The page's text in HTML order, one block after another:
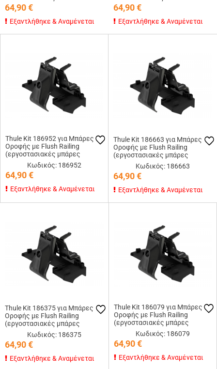
64,90€
Εξαντλήθηκε & Αναμένεται
64,90€
Εξαντλήθηκε & Αναμένεται
Thule Kit 186952 για Μπάρες
Οροφής με Flush Railing
(εργοστασιακές μπάρες
εφαπτόμενες στην οροφή)
Κωδικός: 186952
64,90€
Εξαντλήθηκε & Αναμένεται
Thule Kit 186663 για Μπάρες
Οροφής με Flush Railing
(εργοστασιακές μπάρες
εφαπτόμενες στην οροφή)
Κωδικός: 186663
64,90€
Εξαντλήθηκε & Αναμένεται
Thule Kit 186375 για Μπάρες
Οροφής με Flush Railing
(εργοστασιακές μπάρες
εφαπτόμενες στην οροφή)
Κωδικός: 186375
64,90€
Εξαντλήθηκε & Αναμένεται
Thule Kit 186079 για Μπάρες
Οροφής με Flush Railing
(εργοστασιακές μπάρες
εφαπτόμενες στην οροφή)
Κωδικός: 186079
64,90€
Εξαντλήθηκε & Αναμένεται